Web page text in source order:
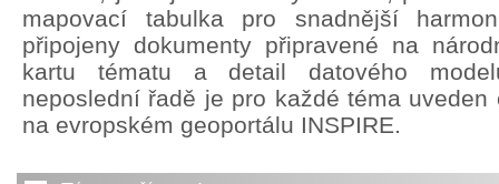
mapovací tabulka pro snadnější
připojeny dokumenty připravené na
kartu tématu a detail datového
neposlední řadě je pro každé téma
na evropském geoportálu INSPIRE.